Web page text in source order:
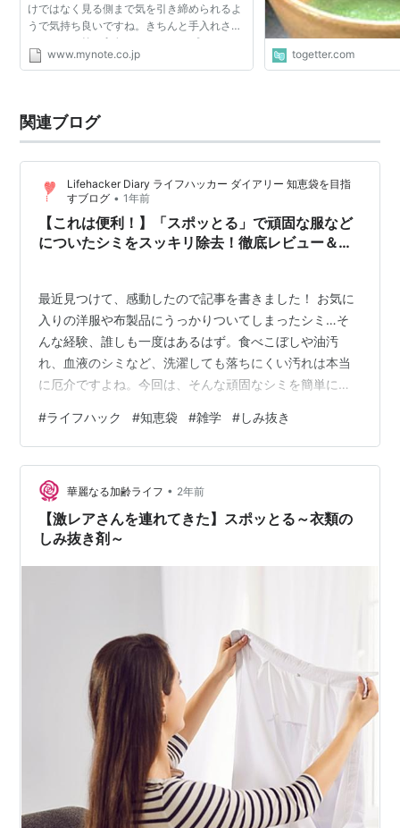
けではなく見る側まで気を引き締められるよ
うで気持ち良いですね。きちんと手入れされ
たスーツは第一印象をぐっとアップさせま
す。また普段のちょっとした手入れで、スー
www.mynote.co.jp togetter.com
関連ブログ
Lifehacker Diary ライフハッカー ダイアリー 知恵袋を目指
すブログ • 1年前
【これは便利！】「スポッとる」で頑固な服など
についたシミをスッキリ除去！徹底レビュー＆使
最近見つけて、感動したので記事を書きました！ お気に
入りの洋服や布製品にうっかりついてしまったシミ…そ
んな経験、誰しも一度はあるはず。食べこぼしや油汚
れ、血液のシミなど、洗濯しても落ちにくい汚れは本当
に厄介ですよね。今回は、そんな頑固なシミを簡単に落
に使用した体験談や、使い方のコツ、口コミ・評判をま
とめ、効果を最大限に引き出す方法も詳しく解説してい
きます。「本当にシミが落ちるの？」「どんな使い方を
すればいい？」という疑問を持っている方は、ぜひ最後
まで読んでみてください。 YouTube動画はこちら
youtu.be 【「スポッとる」ってどん…
#ライフハック #知恵袋 #雑学 #しみ抜き
華麗なる加齢ライフ • 2年前
【激レアさんを連れてきた】スポッとる～衣類の
しみ抜き剤～